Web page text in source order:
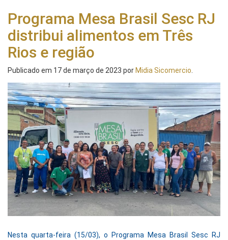
Programa Mesa Brasil Sesc RJ
distribui alimentos em Três
Rios e região
Publicado em 17 de março de 2023 por Midia Sicomercio.
Nesta quarta-feira (15/03), o Programa Mesa Brasil Sesc RJ